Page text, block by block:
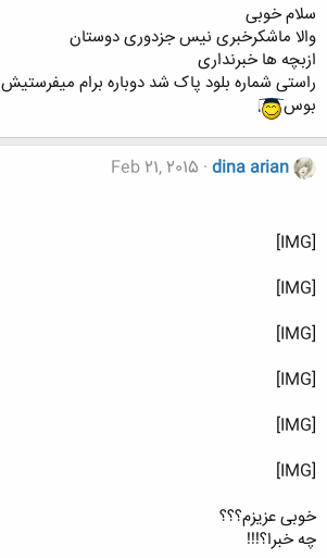
سلام خوبی
والا ماشکرخبری نیس جزدوری دوستان
ازبچه ها خبرنداری
راستی شماره بلود پاک شد دوباره برام میفرستیش
بوس
dina arian
Feb 21, 2015
[IMG]
[IMG]
[IMG]
[IMG]
[IMG]
[IMG]
خوبی عزیزم؟؟؟
چه خبرا؟!!!